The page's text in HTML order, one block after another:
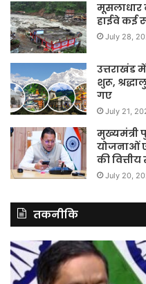
मूसलाधार
हाईवे कई
July 28,
उत्तराखंड
शुरू,
गए
July 21,
मुख्यमंत्री
योजनाओं
की वित्तीय
July 20,
तकनीकि